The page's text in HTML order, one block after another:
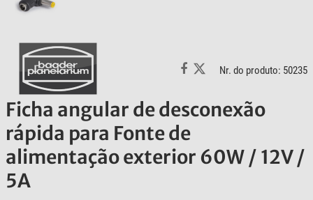
Nr. do produto: 50235
Ficha angular de desconexão
rápida para Fonte de
alimentação exterior 60W / 12V /
5A